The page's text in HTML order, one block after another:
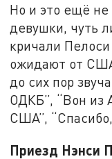
Но и это ещё
девушки, чуть
кричали Пелоси
ожидают от
до сих пор
ОДКБ”, “Вон из
США”,
Приезд Нэнси